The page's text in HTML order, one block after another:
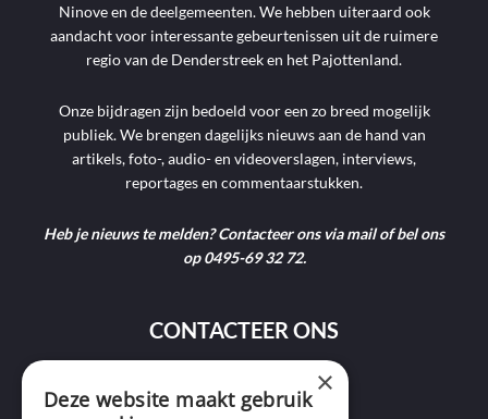
Ninove en de deelgemeenten. We hebben uiteraard ook
aandacht voor interessante gebeurtenissen uit de ruimere
regio van de Denderstreek en het Pajottenland.
Onze bijdragen zijn bedoeld voor een zo breed mogelijk
publiek. We brengen dagelijks nieuws aan de hand van
artikels, foto-, audio- en videoverslagen, interviews,
reportages en commentaarstukken.
Heb je nieuws te melden? Contacteer ons via mail of bel ons
op 0495-69 32 72.
CONTACTEER ONS
9400 Ninove ×
Deze website maakt gebruik